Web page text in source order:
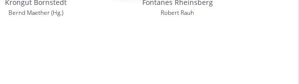
Krongut Bornstedt
Bernd Maether (Hg.)
Fontanes Rheinsberg
Robert Rauh